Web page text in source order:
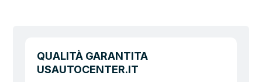
QUALITÀ GARANTITA
USAUTOCENTER.IT